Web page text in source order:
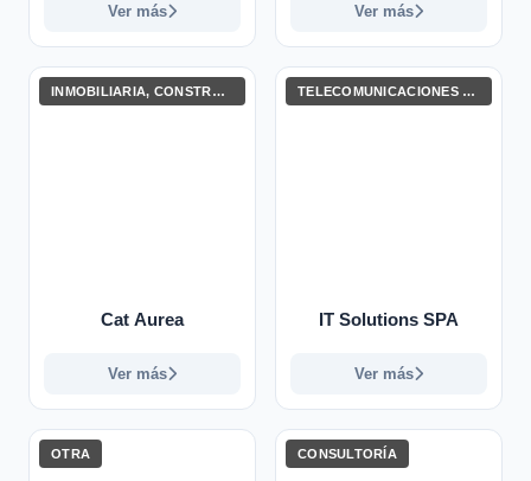
Ver más Ver más
INMOBILIARIA, CONSTRUCCIÓN E INGENIERÍA
Cat Aurea
Ver más
TELECOMUNICACIONES Y TECNOLOGÍAS DE LA INFORMACIÓN
IT Solutions SPA
Ver más
OTRA CONSULTORÍA